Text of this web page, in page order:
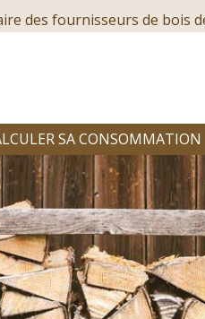
des fournisseurs de bois
SA CONSOMMATION